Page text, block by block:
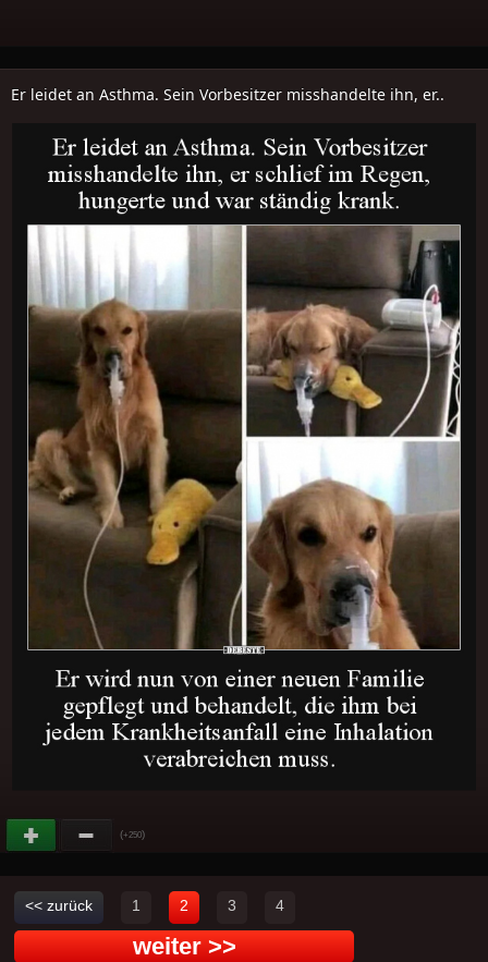
Er leidet an Asthma. Sein Vorbesitzer misshandelte ihn, er..
(+250)
<< zurück 1 2 3 4
weiter >>